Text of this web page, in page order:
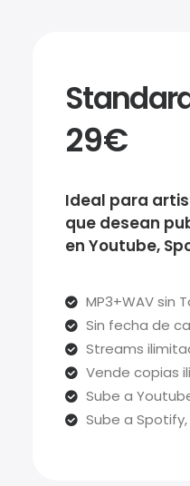
29€
Ideal para
que desean
en Youtube,
MP3+WAV sin
Sin fecha de
Streams
Vende copias
Sube a
Sube a